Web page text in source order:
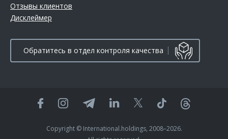
Отзывы клиентов
Дисклеймер
Обратитесь в отдел контроля качества
Copyright © International.holdings, 2008–2026.